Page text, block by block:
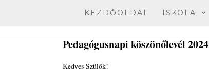
KEZDŐOLDAL ISKOLA
Pedagógusnapi köszönőlevél 2024
Kedves Szülők!